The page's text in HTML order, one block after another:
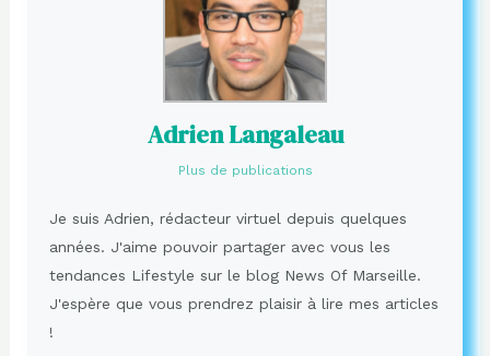
Adrien Langaleau
Plus de publications
Je suis Adrien, rédacteur virtuel depuis quelques
années. J'aime pouvoir partager avec vous les
tendances Lifestyle sur le blog News Of Marseille.
J'espère que vous prendrez plaisir à lire mes articles
!